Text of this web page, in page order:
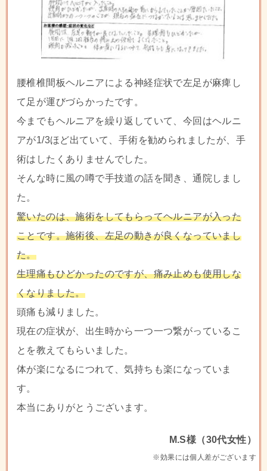
腰椎椎間板ヘルニアによる神経症状で左足が麻痺し
て足が運びづらかったです。
今までもヘルニアを繰り返していて、今回はヘルニ
アが1/3ほど出ていて、手術を勧められましたが、手
術はしたくありませんでした。
そんな時に風の噂で手技道の話を聞き、通院しまし
た。
驚いたのは、施術をしてもらってヘルニアが入った
ことです。施術後、左足の動きが良くなっていまし
た。
生理痛もひどかったのですが、痛み止めも使用しな
くなりました。
頭痛も減りました。
現在の症状が、出生時から一つ一つ繋がっているこ
とを教えてもらいました。
体が楽になるにつれて、気持ちも楽になっていま
す。
本当にありがとうございます。
M.S様（30代女性）
※効果には個人差がございます